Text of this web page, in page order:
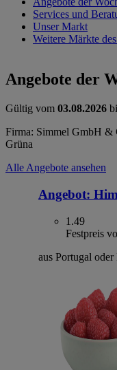
Services und
Unser Markt
Weitere Märkte
Angebote der
Gültig vom 03.08.2026
Firma: Simmel GmbH &
Grüna
Alle Angebote ansehen
Angebot:
1.49
Festpreis
aus Portugal